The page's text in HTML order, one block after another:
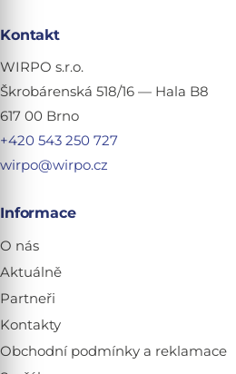
Kontakt
WIRPO s.r.o.
Škrobárenská 518/16 — Hala B8
617 00 Brno
+420 543 250 727
wirpo@wirpo.cz
Informace
O nás
Aktuálně
Partneři
Kontakty
Obchodní podmínky a reklamace